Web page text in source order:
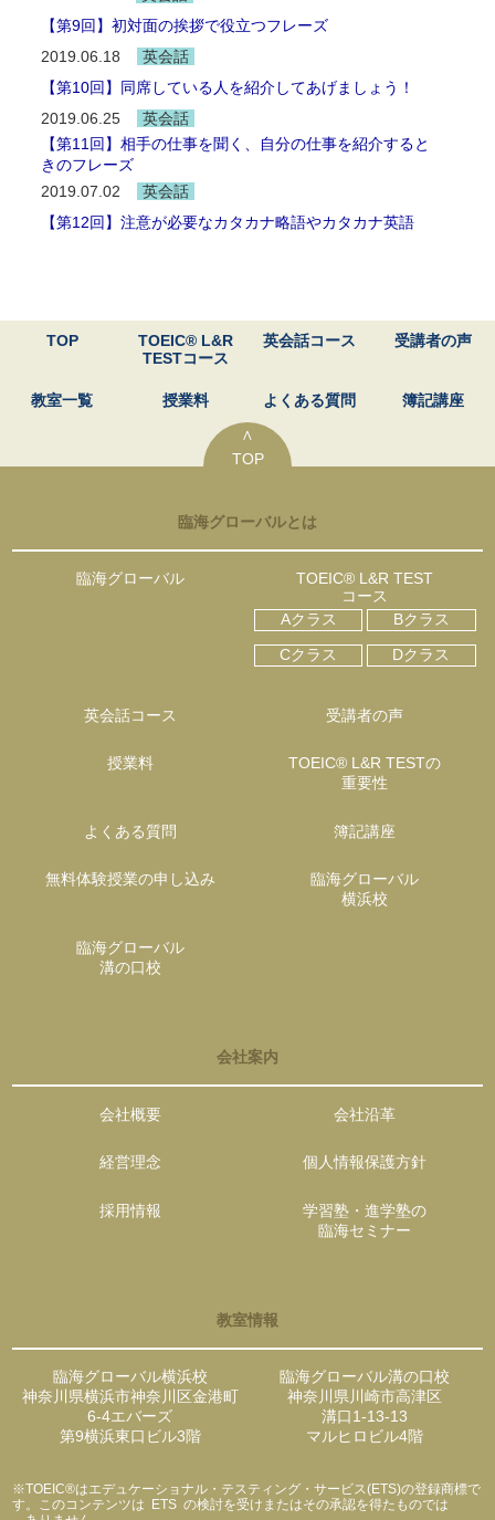
【第9回】初対面の挨拶で役立つフレーズ
2019.06.18
英会話
【第10回】同席している人を紹介してあげましょう！
2019.06.25
英会話
【第11回】相手の仕事を聞く、自分の仕事を紹介すると
きのフレーズ
2019.07.02
英会話
【第12回】注意が必要なカタカナ略語やカタカナ英語
TOP
TOEIC® L&R
TESTコース
英会話コース 受講者の声
教室一覧 授業料 よくある質問
簿記講座
∧
TOP
臨海グローバルとは
臨海グローバル
TOEIC® L&R TEST
コース
Aクラス
Bクラス
Cクラス Dクラス
英会話コース 受講者の声
授業料
TOEIC® L&R TESTの
重要性
よくある質問 簿記講座
無料体験授業の申し込み
臨海グローバル
横浜校
臨海グローバル
溝の口校
会社案内
会社概要 会社沿革
経営理念 個人情報保護方針
採用情報
学習塾・進学塾の
臨海セミナー
教室情報
臨海グローバル横浜校
神奈川県横浜市神奈川区金港町
6-4エバーズ
第9横浜東口ビル3階
臨海グローバル溝の口校
神奈川県川崎市高津区
溝口1-13-13
マルヒロビル4階
※TOEIC®はエデュケーショナル・テスティング・サービス(ETS)の登録商標で
す。このコンテンツは ETS の検討を受けまたはその承認を得たものでは